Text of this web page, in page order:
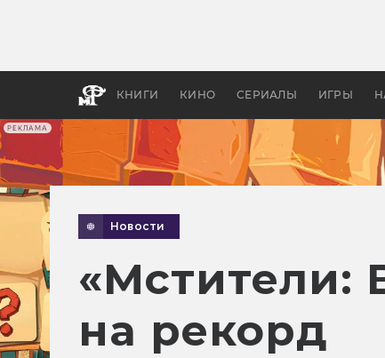
РЕКЛАМА
КНИГИ КИНО СЕРИАЛЫ ИГРЫ
бы
Новости
«Мстители:
на рекорд